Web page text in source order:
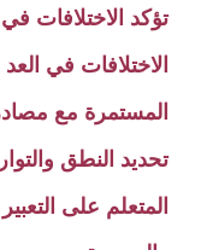
تؤكد الاختلافات
الاختلافات في
المستمرة مع
تحديد النطق
المتعلم على